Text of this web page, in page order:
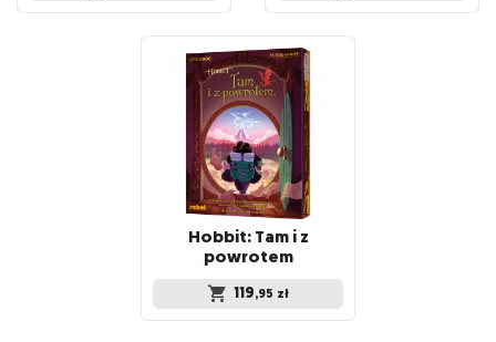
Hobbit: Tam i z
powrotem
119,95 zł